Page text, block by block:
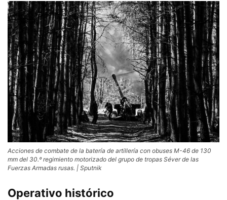
Acciones de combate de la batería de artillería con obuses M-46 de 130
mm del 30.º regimiento motorizado del grupo de tropas Séver de las
Fuerzas Armadas rusas. | Sputnik
Operativo histórico